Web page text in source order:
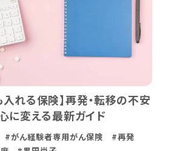
入れる保険】再発・転移の不安
に変える最新ガイド
#がん経験者専用がん保険
#再発